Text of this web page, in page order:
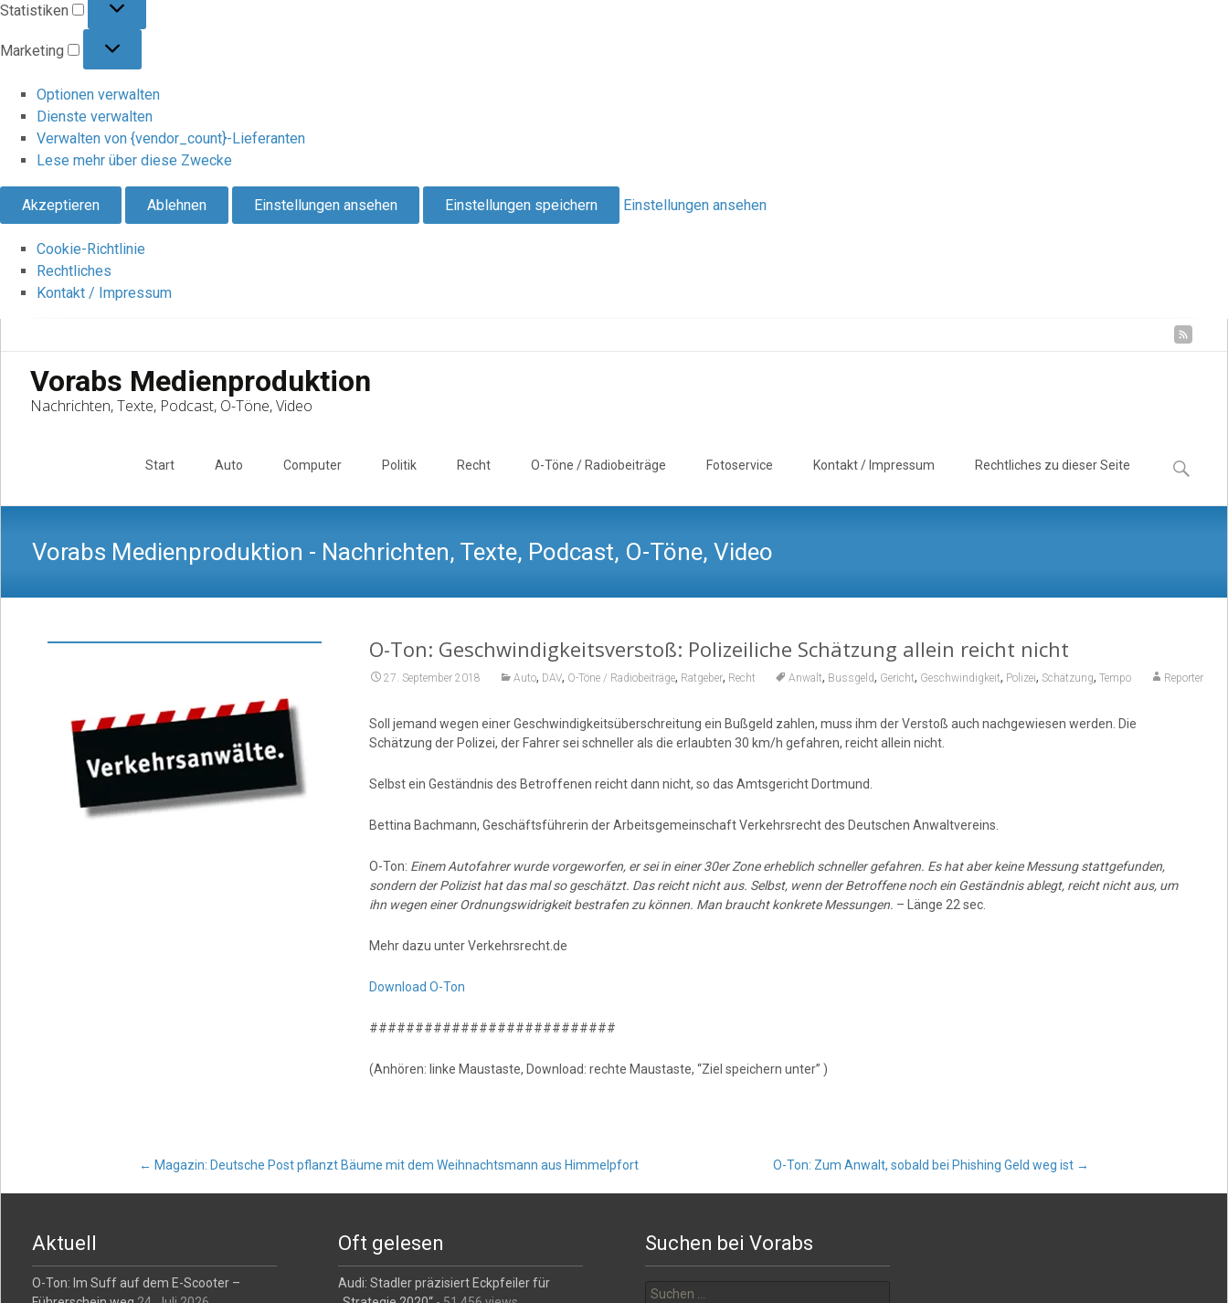
Statistiken
Marketing
Optionen verwalten
Dienste verwalten
Verwalten von {vendor_count}-Lieferanten
Lese mehr über diese Zwecke
Akzeptieren Ablehnen Einstellungen ansehen Einstellungen speichern Einstellungen ansehen
Cookie-Richtlinie
Rechtliches
Kontakt / Impressum
Vorabs Medienproduktion
Nachrichten, Texte, Podcast, O-Töne, Video
Start Auto Computer Politik Recht O-Töne / Radiobeiträge Fotoservice Kontakt / Impressum Rechtliches zu dieser Seite
Suchen
nach:
Vorabs Medienproduktion - Nachrichten, Texte, Podcast, O-Töne, Video
O-Ton: Geschwindigkeitsverstoß: Polizeiliche Schätzung allein reicht nicht
27. September 2018 Auto, DAV, O-Töne / Radiobeiträge, Ratgeber, Recht Anwalt, Bussgeld, Gericht, Geschwindigkeit, Polizei, Schätzung, Tempo Reporter
Soll jemand wegen einer Geschwindigkeitsüberschreitung ein Bußgeld zahlen, muss ihm der Verstoß auch nachgewiesen werden. Die
Schätzung der Polizei, der Fahrer sei schneller als die erlaubten 30 km/h gefahren, reicht allein nicht.
Selbst ein Geständnis des Betroffenen reicht dann nicht, so das Amtsgericht Dortmund.
Bettina Bachmann, Geschäftsführerin der Arbeitsgemeinschaft Verkehrsrecht des Deutschen Anwaltvereins.
O-Ton: Einem Autofahrer wurde vorgeworfen, er sei in einer 30er Zone erheblich schneller gefahren. Es hat aber keine Messung stattgefunden,
sondern der Polizist hat das mal so geschätzt. Das reicht nicht aus. Selbst, wenn der Betroffene noch ein Geständnis ablegt, reicht nicht aus, um
ihn wegen einer Ordnungswidrigkeit bestrafen zu können. Man braucht konkrete Messungen. – Länge 22 sec.
Mehr dazu unter Verkehrsrecht.de
Download O-Ton
###########################
(Anhören: linke Maustaste, Download: rechte Maustaste, “Ziel speichern unter” )
Post
navigation
← Magazin: Deutsche Post pflanzt Bäume mit dem Weihnachtsmann aus Himmelpfort O-Ton: Zum Anwalt, sobald bei Phishing Geld weg ist →
Aktuell
O-Ton: Im Suff auf dem E-Scooter –
Oft gelesen
Audi: Stadler präzisiert Eckpfeiler für
Suchen bei Vorabs
nach: